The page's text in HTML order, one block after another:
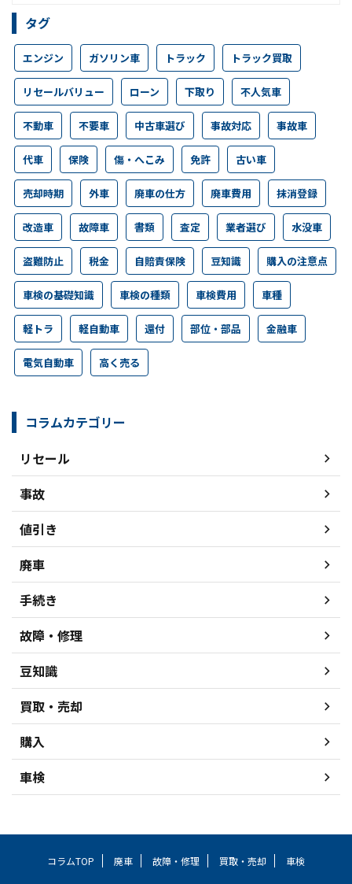
タグ
エンジン ガソリン車 トラック トラック買取
リセールバリュー ローン 下取り 不人気車
不動車 不要車 中古車選び 事故対応 事故車
代車 保険 傷・へこみ 免許 古い車
売却時期 外車 廃車の仕方 廃車費用 抹消登録
改造車 故障車 書類 査定 業者選び 水没車
盗難防止 税金 自賠責保険 豆知識 購入の注意点
車検の基礎知識 車検の種類 車検費用 車種
軽トラ 軽自動車 還付 部位・部品 金融車
電気自動車 高く売る
コラムカテゴリー
リセール
事故
値引き
廃車
手続き
故障・修理
豆知識
買取・売却
購入
車検
コラムTOP 廃車 故障・修理 買取・売却 車検